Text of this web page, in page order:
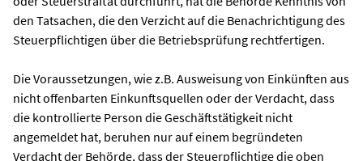
den Tatsachen, die den Verzicht auf die Benachrichtigung des
Steuerpflichtigen über die Betriebsprüfung rechtfertigen.
Die Voraussetzungen, wie z.B. Ausweisung von Einkünften aus
nicht offenbarten Einkunftsquellen oder der Verdacht, dass
die kontrollierte Person die Geschäftstätigkeit nicht
angemeldet hat, beruhen nur auf einem begründeten
Verdacht der Behörde, dass der Steuerpflichtige die oben